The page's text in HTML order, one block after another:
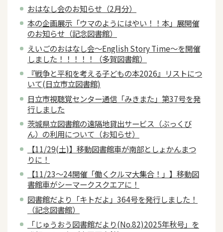
おはなし会のお知らせ（2月分）
本の企画展示「ウマのようにはやい！！本」展開催
のお知らせ（記念図書館）
えいごのおはなし会～English Story Time～を開催
しました！！！！！（多賀図書館）
『戦争と平和を考える子どもの本2026』リストにつ
いて(日立市立図書館)
日立市視聴覚センター通信「みきまた」第37号を発
行しました
茨城県立図書館の遠隔地貸出サービス（ぶっくび
ん）の利用について（お知らせ）
【11/29(土)】移動図書館車が南部としょかんまつ
りに！
【11/23～24開催「働くクルマ大集合！」】移動図
書館車がシーマークスクエアに！
図書館だより「キトだよ」364号を発行しました！
（記念図書館）
「じゅうおう図書館だより(No.82)2025年秋号」を